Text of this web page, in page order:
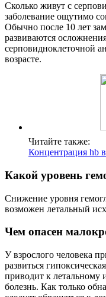
Сколько живут с
заболевание ощутимо
Обычно после 10 лет
развиваются
серповидноклеточной
возрасте.
Читайте также:
Концентрация hb
Какой уровень
Снижение уровня
возможен летальный
Чем опасен
У взрослого человека
развиться
приводит к летальному
болезнь. Как только